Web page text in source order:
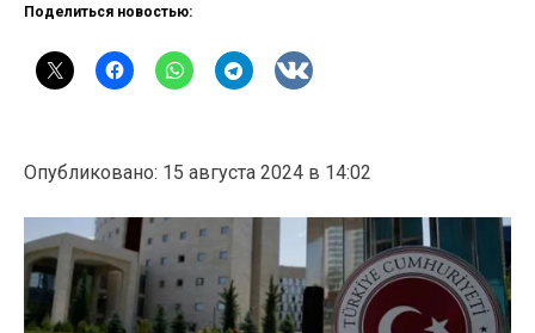
Поделиться новостью:
Опубликовано: 15 августа 2024 в 14:02